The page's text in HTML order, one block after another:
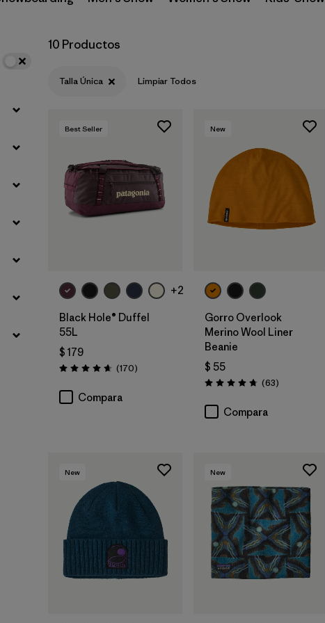
Materials & Fabric
10 Productos
Talla Única Limpiar Todos
Best Seller
+2
Black Hole® Duffel
55L
$ 179
Valoración: 4.6 / 5
(170Comentarios
)
Compara
Agregar a la
New
Gorro Overlook
Merino Wool Liner
Beanie
$ 55
Valoración: 4.8 / 5
(63Comentarios
)
Compara
Agregar a la
New
Agregar a la
New